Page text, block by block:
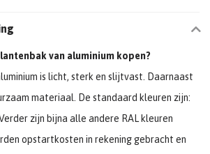
van aluminium kopen?
is licht, sterk en slijtvast. Daarnaast
materiaal. De standaard kleuren zijn:
Verder zijn bijna alle andere RAL kleuren
opstartkosten in rekening gebracht en